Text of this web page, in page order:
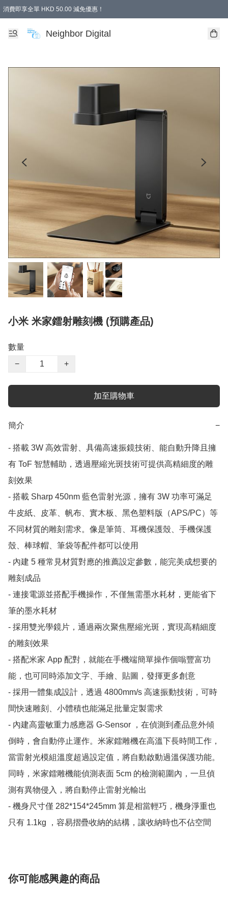
消費即享全單 HKD 50.00 減免優惠！
Neighbor Digital
小米 米家鐳射雕刻機 (預購產品)
數量
−
+
加至購物車
簡介 −
- 搭載 3W 高效雷射、具備高速振鏡技術、能自動升降且擁
有 ToF 智慧輔助，透過壓縮光斑技術可提供高精細度的雕
刻效果
- 搭載 Sharp 450nm 藍色雷射光源，擁有 3W 功率可滿足
牛皮紙、皮革、帆布、實木板、黑色塑料版（APS/PC）等
不同材質的雕刻需求。像是筆筒、耳機保護殼、手機保護
殼、棒球帽、筆袋等配件都可以使用
- 內建 5 種常見材質對應的推薦設定參數，能完美成想要的
雕刻成品
- 連接電源並搭配手機操作，不僅無需墨水耗材，更能省下
筆的墨水耗材
- 採用雙光學鏡片，通過兩次聚焦壓縮光斑，實現高精細度
的雕刻效果
- 搭配米家 App 配對，就能在手機端簡單操作個嗡豐富功
能，也可同時添加文字、手繪、貼圖，發揮更多創意
- 採用一體集成設計，透過 4800mm/s 高速振動技術，可時
間快速雕刻、小體積也能滿足批量定製需求
- 內建高靈敏重力感應器 G-Sensor ，在偵測到產品意外傾
倒時，會自動停止運作。米家鐳雕機在高溫下長時間工作，
當雷射光模組溫度超過設定值，將自動啟動過溫保護功能。
同時，米家鐳雕機能偵測表面 5cm 的檢測範圍內，一旦偵
測有異物侵入，將自動停止雷射光輸出
- 機身尺寸僅 282*154*245mm 算是相當輕巧，機身淨重也
只有 1.1kg ，容易摺疊收納的結構，讓收納時也不佔空間
你可能感興趣的商品